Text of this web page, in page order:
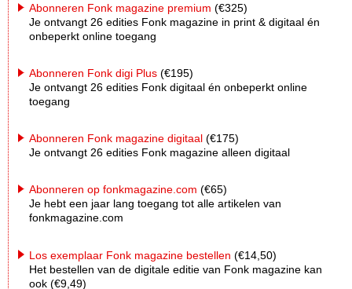
Abonneren Fonk magazine premium (€325)
Je ontvangt 26 edities Fonk magazine in print & digitaal én
onbeperkt online toegang
Abonneren Fonk digi Plus (€195)
Je ontvangt 26 edities Fonk digitaal én onbeperkt online
toegang
Abonneren Fonk magazine digitaal (€175)
Je ontvangt 26 edities Fonk magazine alleen digitaal
Abonneren op fonkmagazine.com (€65)
Je hebt een jaar lang toegang tot alle artikelen van
fonkmagazine.com
Los exemplaar Fonk magazine bestellen (€14,50)
Het bestellen van de digitale editie van Fonk magazine kan
ook (€9,49)